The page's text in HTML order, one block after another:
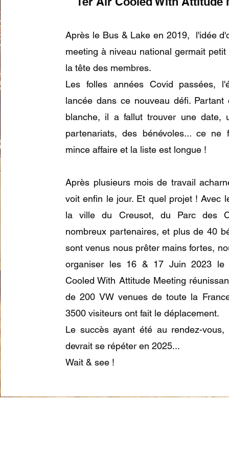
Après le Bus & Lake en 2019, l'idée
meeting à niveau national germait
la tête des membres.
Les folles années Covid passées,
lancée dans ce nouveau défi. Partant
blanche, il a fallut trouver une date,
partenariats, des bénévoles... ce ne
mince affaire et la liste est longue !
Après plusieurs mois de travail
voit enfin le jour. Et quel projet ! Avec
la ville du Creusot, du Parc des
nombreux partenaires, et plus de 40
sont venus nous prêter mains fortes,
organiser les 16 & 17 Juin 2023 le
Cooled With Attitude Meeting
de 200 VW venues de toute la
3500 visiteurs ont fait le déplacement.
Le succès ayant été au rendez-vous,
devrait se répéter en 2025...
Wait & see !